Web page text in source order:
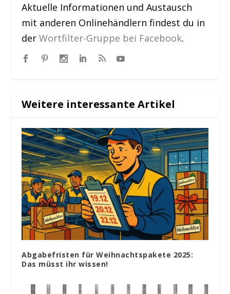
Aktuelle Informationen und Austausch
mit anderen Onlinehändlern findest du in
derWortfilter-Gruppe bei Facebook.
Weitere interessante Artikel
Abgabefristen für Weihnachtspakete 2025:
Das müsst ihr wissen!